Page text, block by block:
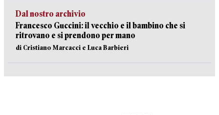
Dal nostro archivio
Francesco Guccini: il vecchio e il bambino che si
ritrovano e si prendono per mano
di Cristiano Marcacci e Luca Barbieri